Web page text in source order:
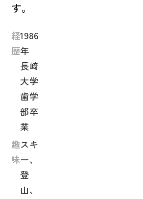
す。
経
歴
1986
年
長崎
大学
歯学
部卒
業
趣
味
スキ
ー、
登
山、